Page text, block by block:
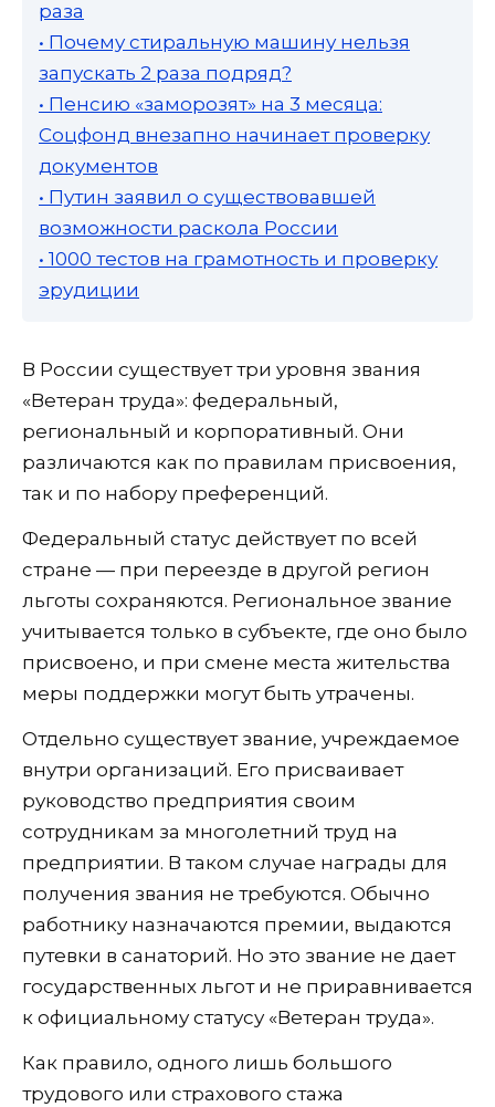
раза
• Почему стиральную машину нельзя
запускать 2 раза подряд?
• Пенсию «заморозят» на 3 месяца:
Соцфонд внезапно начинает проверку
документов
• Путин заявил о существовавшей
возможности раскола России
• 1000 тестов на грамотность и проверку
эрудиции
В России существует три уровня звания
«Ветеран труда»: федеральный,
региональный и корпоративный. Они
различаются как по правилам присвоения,
так и по набору преференций.
Федеральный статус действует по всей
стране — при переезде в другой регион
льготы сохраняются. Региональное звание
учитывается только в субъекте, где оно было
присвоено, и при смене места жительства
меры поддержки могут быть утрачены.
Отдельно существует звание, учреждаемое
внутри организаций. Его присваивает
руководство предприятия своим
сотрудникам за многолетний труд на
предприятии. В таком случае награды для
получения звания не требуются. Обычно
работнику назначаются премии, выдаются
путевки в санаторий. Но это звание не дает
государственных льгот и не приравнивается
к официальному статусу «Ветеран труда».
Как правило, одного лишь большого
трудового или страхового стажа